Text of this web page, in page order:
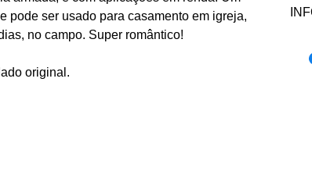
pode ser usado para casamento em igreja,
no campo. Super romântico!
original.